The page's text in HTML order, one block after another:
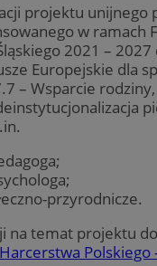
projektu unijnego
w ramach
2021 –
Europejskie dla
– Wsparcie
przyrodnicze.
na temat projektu